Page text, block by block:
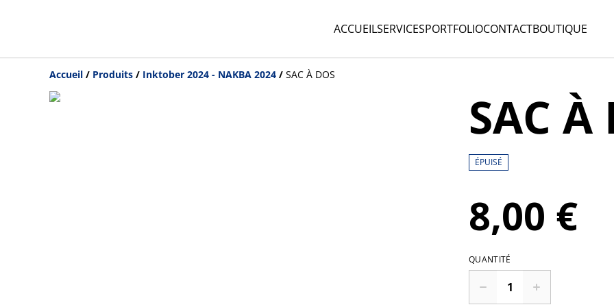
ACCUEILSERVICESPORTFOLIOCONTACTBOUTIQUE
Accueil / Produits / Inktober 2024 - NAKBA 2024 / SAC À DOS
SAC À
ÉPUISÉ
8,00 €
QUANTITÉ